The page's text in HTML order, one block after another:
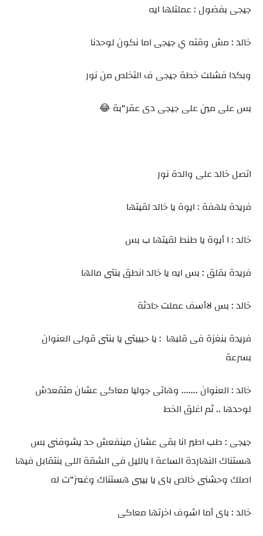
جيجى بفضول : عملتلها ايه
خالد : مش وقته ي جيجى اما نكون لوحدنا
وبكدا فشلت خطة جيجى ف التخلص من نور
بس على مين على جيجى دى عقر"بة 😂
اتصل خالد على والدة نور
فريدة بلهفة : ايوة يا خالد لقيتها
خالد : ا أيوة يا طنط لقيتها ب بس
فريدة بقلق : بس ايه يا خالد انطق بنتى مالها
خالد : بس لاأسف عملت حادثة
فريدة بنغزة فى قلبها : يا حبيبتى يا بنتى قولى العنوان
بسرعة
خالد : العنوان ....... وهاتى جوليا معاكى عشان متقعدش
لوحدها .. ثم اغلق الخط
جيجى : طب اطير انا بقى عشان مينفعش حد يشوفنى بس
هستناك النهاردة الساعة ١ بالليل فى الشقة اللى بنتقابل فيها
اصلك وحشنى خالص باى يا بيبى هستناك وغمز"ت له
خالد : باى أما اشوف اخرتها معاكى